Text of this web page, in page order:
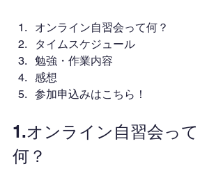
オンライン自習会って何？
タイムスケジュール
勉強・作業内容
感想
参加申込みはこちら！
1.オンライン自習会って
何？